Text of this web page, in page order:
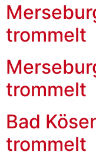
trommelt
trommelt
Bad
trommelt